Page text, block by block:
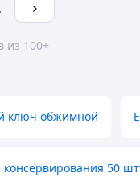
из 100+
ключ обжимной
50